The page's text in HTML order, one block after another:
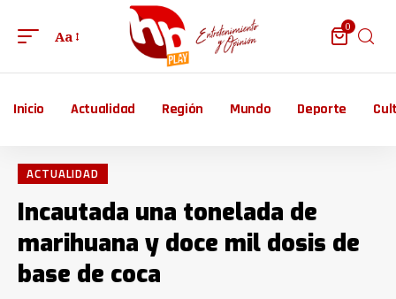
Aa
0
Inicio Actualidad Región Mundo Deporte
ACTUALIDAD
Incautada una tonelada de
marihuana y doce mil dosis de
base de coca